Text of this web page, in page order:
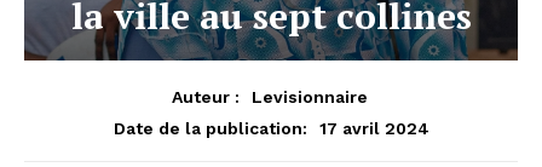
la ville au sept collines
Auteur :
Levisionnaire
Date de la publication:
17 avril 2024